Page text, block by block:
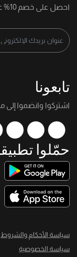
احصل على خصم 10% عند الاشتراك في نشرتنا الإخبارية
تابعونا
اشتركوا وانضموا إلى
حمّلوا
سياسة الأحكام والشروط
سياسة الخصوصية